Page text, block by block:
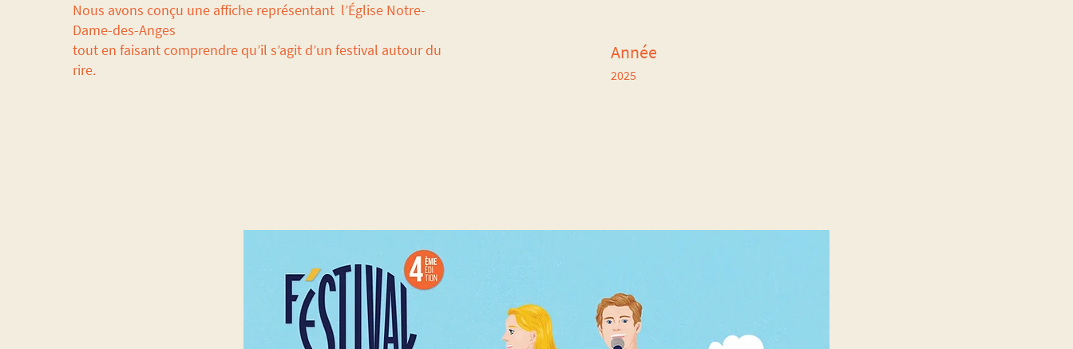
Nous avons conçu une affiche représentant l’Église Notre-
Dame-des-Anges
tout en faisant comprendre qu’il s’agit d’un festival autour du
rire.
Année
2025